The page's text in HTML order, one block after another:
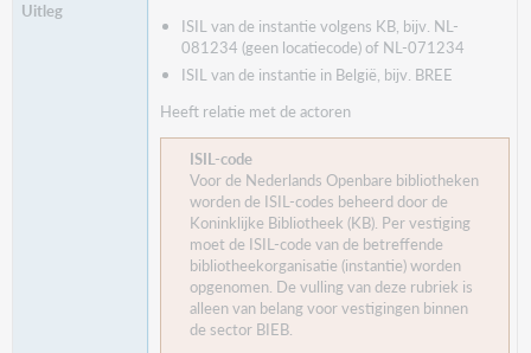
ISIL van de instantie volgens KB, bijv. NL-
081234 (geen locatiecode) of NL-071234
ISIL van de instantie in België, bijv. BREE
Heeft relatie met de actoren
ISIL-code
Voor de Nederlands Openbare bibliotheken
worden de ISIL-codes beheerd door de
Koninklijke Bibliotheek (KB). Per vestiging
moet de ISIL-code van de betreffende
bibliotheekorganisatie (instantie) worden
opgenomen. De vulling van deze rubriek is
alleen van belang voor vestigingen binnen
de sector BIEB.